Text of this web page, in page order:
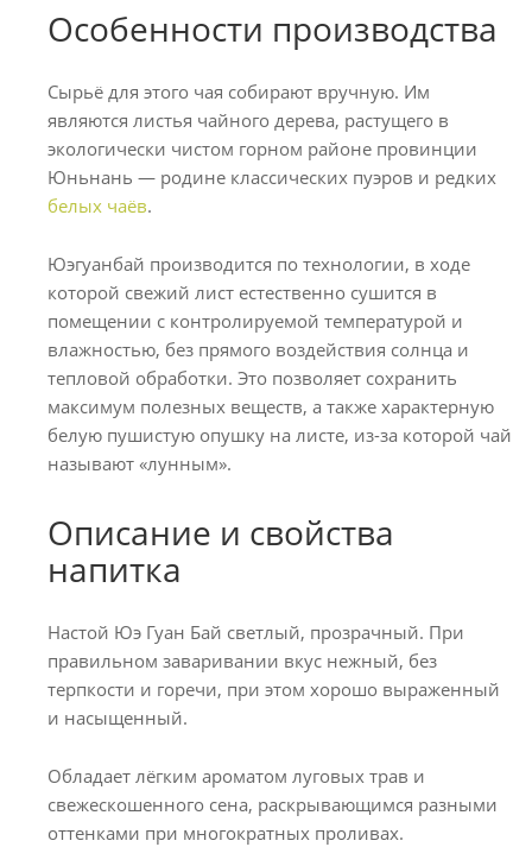
Особенности производства
Сырьё для этого чая собирают вручную. Им
являются листья чайного дерева, растущего в
экологически чистом горном районе провинции
Юньнань — родине классических пуэров и редких
белых чаёв.
Юэгуанбай производится по технологии, в ходе
которой свежий лист естественно сушится в
помещении с контролируемой температурой и
влажностью, без прямого воздействия солнца и
тепловой обработки. Это позволяет сохранить
максимум полезных веществ, а также характерную
белую пушистую опушку на листе, из-за которой чай
называют «лунным».
Описание и свойства
напитка
Настой Юэ Гуан Бай светлый, прозрачный. При
правильном заваривании вкус нежный, без
терпкости и горечи, при этом хорошо выраженный
и насыщенный.
Обладает лёгким ароматом луговых трав и
свежескошенного сена, раскрывающимся разными
оттенками при многократных проливах.